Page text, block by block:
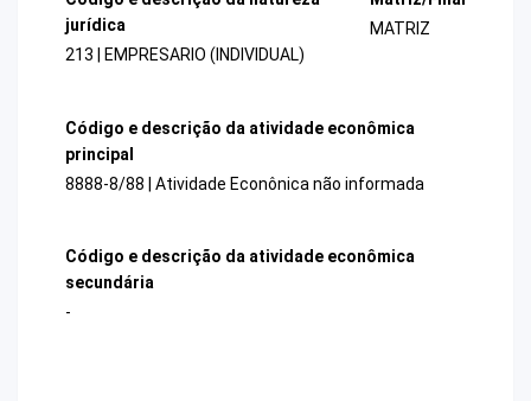
jurídica
213 | EMPRESARIO (INDIVIDUAL)
MATRIZ
Código e descrição da atividade econômica
principal
8888-8/88 | Atividade Econônica não informada
Código e descrição da atividade econômica
secundária
-